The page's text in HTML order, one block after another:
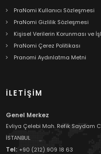
PraNomi Kullanıcı Sözleşmesi
PraNomi Gizlilik Sözleşmesi
Kişisel Verilerin Korunması ve
PraNomi Çerez Politikası
Pranomi Aydınlatma Metni
İLETİŞİM
Genel Merkez
Evliya Çelebi Mah. Refik Saydam
İSTANBUL
Tel: +90 (212) 909 18 63